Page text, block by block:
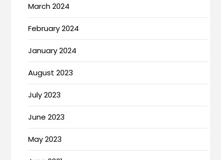
March 2024
February 2024
January 2024
August 2023
July 2023
June 2023
May 2023